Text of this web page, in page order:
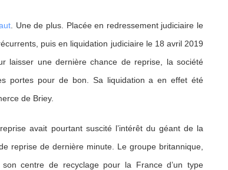
. Une de plus. Placée en redressement judiciaire le
puis en liquidation judiciaire le 18 avril 2019
laisser une dernière chance de reprise, la société
portes pour de bon. Sa liquidation a en effet été
de Briey.
avait pourtant suscité l’intérêt du géant de la
reprise de dernière minute. Le groupe britannique,
centre de recyclage pour la France d’un type